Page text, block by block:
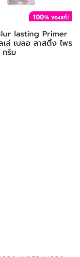
lasting Primer
ล่ เบลอ ลาสติ้ง ไพร
กรัม